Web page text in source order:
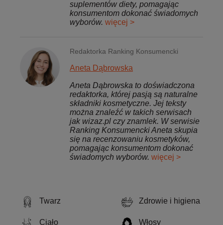
Twarz Zdrowie i higiena
Ciało Włosy
suplementów diety, pomagając
konsumentom dokonać świadomych
wyborów. więcej >
Redaktorka Ranking Konsumencki
Aneta Dąbrowska
Aneta Dąbrowska to doświadczona
redaktorka, której pasją są naturalne
składniki kosmetyczne. Jej teksty
można znaleźć w takich serwisach
jak wizaz.pl czy znamlek. W serwisie
Ranking Konsumencki Aneta skupia
się na recenzowaniu kosmetyków,
pomagając konsumentom dokonać
świadomych wyborów. więcej >